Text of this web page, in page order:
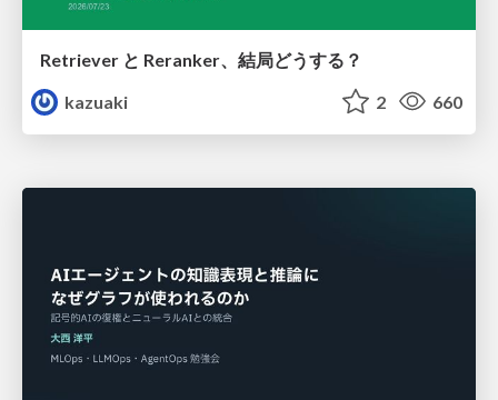
Retriever と Reranker、結局どうする？
kazuaki
2 660